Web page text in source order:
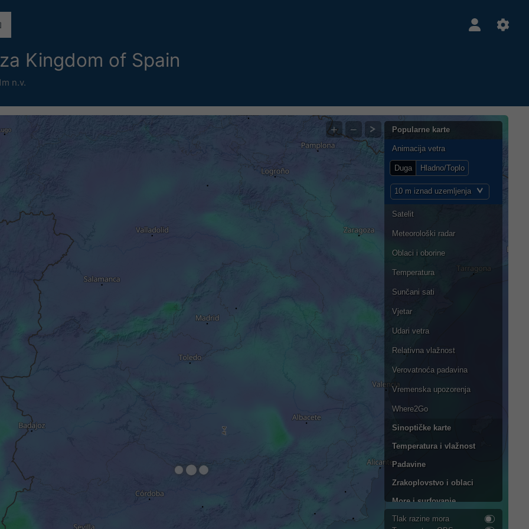
Kingdom of Spain
n.v.
Tlak razine mora
Popularne karte
Animacija vetra
Duga Hladno/Toplo
10 m iznad uzemljenja
Satelit
Meteorološki radar
Oblaci i oborine
Temperatura
Sunčani sati
Vjetar
Udari vetra
Relativna vlažnost
Verovatnoća padavina
Vremenska upozorenja
Where2Go
Sinoptičke karte
Temperatura i vlažnost
Padavine
Zrakoplovstvo i oblaci
More i surfovanje
Kvalitet vazduha i polen
+ −